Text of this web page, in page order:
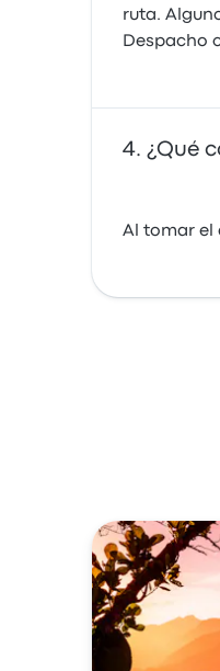
ruta.
Despacho
¿Qué
Al tomar el